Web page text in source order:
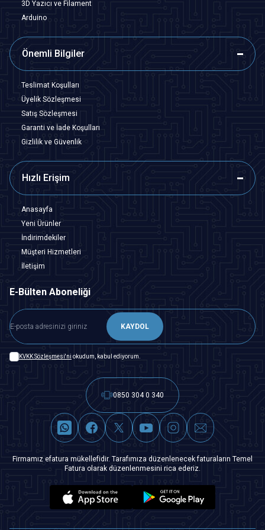
3D Yazıcı ve Filament
Arduino
Önemli Bilgiler
Teslimat Koşulları
Üyelik Sözleşmesi
Satış Sözleşmesi
Garanti ve İade Koşulları
Gizlilik ve Güvenlik
Hızlı Erişim
Anasayfa
Yeni Ürünler
İndirimdekiler
Müşteri Hizmetleri
İletişim
E-Bülten Aboneliği
KAYDOL
KVKK Sözleşmesi'ni okudum, kabul ediyorum.
0850 304 0 340
Firmamız efatura mükellefidir. Tarafımıza düzenlenecek faturaların Temel
Fatura olarak düzenlenmesini rica ederiz.